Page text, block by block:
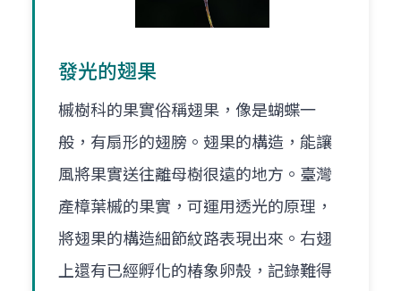
發光的翅果
槭樹科的果實俗稱翅果，像是蝴蝶一
般，有扇形的翅膀。翅果的構造，能讓
風將果實送往離母樹很遠的地方。臺灣
產樟葉槭的果實，可運用透光的原理，
將翅果的構造細節紋路表現出來。右翅
上還有已經孵化的椿象卵殼，記錄難得